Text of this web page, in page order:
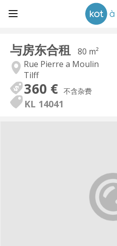
与房东合租
80 m²
Rue Pierre a Moulin
Tilff
360 € 不含杂费
KL 14041